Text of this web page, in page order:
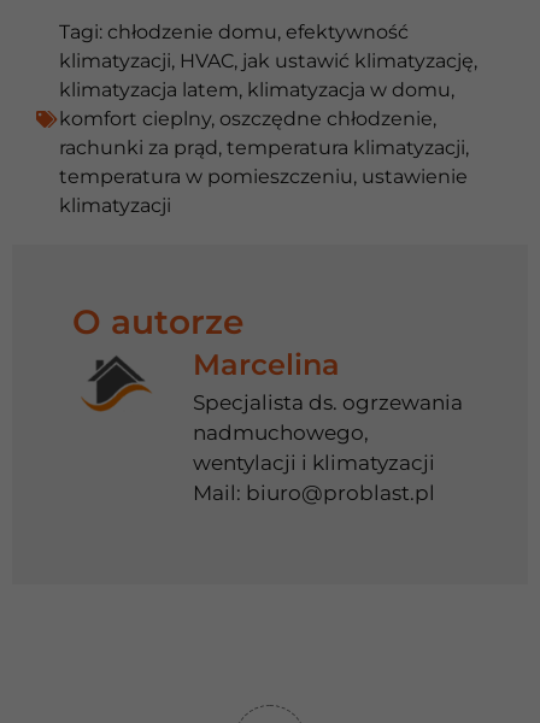
Tagi: chłodzenie domu, efektywność
klimatyzacji, HVAC, jak ustawić klimatyzację,
klimatyzacja latem, klimatyzacja w domu,
komfort cieplny, oszczędne chłodzenie,
rachunki za prąd, temperatura klimatyzacji,
temperatura w pomieszczeniu, ustawienie
klimatyzacji
O autorze
Marcelina
Specjalista ds. ogrzewania
nadmuchowego,
wentylacji i klimatyzacji
Mail: biuro@problast.pl